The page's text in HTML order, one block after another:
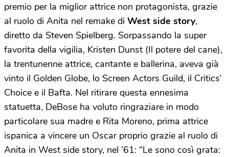
premio per la miglior attrice non protagonista, grazie
al ruolo di Anita nel remake di West side story,
diretto da Steven Spielberg. Sorpassando la super
favorita della vigilia, Kristen Dunst (Il potere del cane),
la trentunenne attrice, cantante e ballerina, aveva già
vinto il Golden Globe, lo Screen Actors Guild, il Critics’
Choice e il Bafta. Nel ritirare questa ennesima
statuetta, DeBose ha voluto ringraziare in modo
particolare sua madre e Rita Moreno, prima attrice
ispanica a vincere un Oscar proprio grazie al ruolo di
Anita in West side story, nel ’61: “Le sono così grata: